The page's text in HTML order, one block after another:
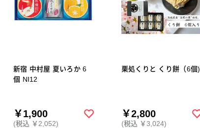
新宿 中村屋 夏いろか 6
個 NI12
￥1,900
(税込 ￥2,052)
栗処くりと くり餅（6個)
￥2,800
(税込 ￥3,024)